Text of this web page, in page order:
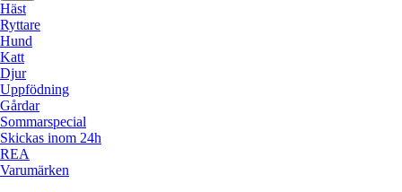
Häst
Ryttare
Hund
Katt
Djur
Uppfödning
Gårdar
Sommarspecial
Skickas inom 24h
REA
Varumärken